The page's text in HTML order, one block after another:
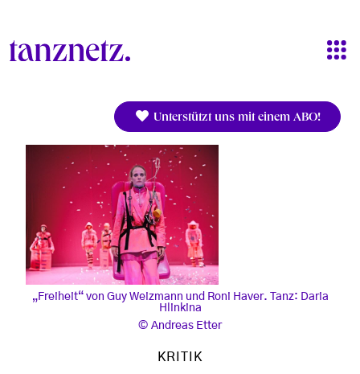
Unterstützt uns mit einem ABO!
„Freiheit“ von Guy Weizmann und Roni Haver. Tanz: Daria
Hlinkina
Andreas Etter
KRITIK